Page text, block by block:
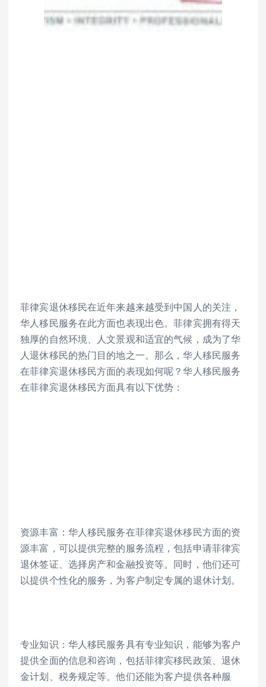
菲律宾退休移民在近年来越来越受到中国人的关注，
华人移民服务在此方面也表现出色。菲律宾拥有得天
独厚的自然环境、人文景观和适宜的气候，成为了华
人退休移民的热门目的地之一。那么，华人移民服务
在菲律宾退休移民方面的表现如何呢？华人移民服务
在菲律宾退休移民方面具有以下优势：
资源丰富：华人移民服务在菲律宾退休移民方面的资
源丰富，可以提供完整的服务流程，包括申请菲律宾
退休签证、选择房产和金融投资等。同时，他们还可
以提供个性化的服务，为客户制定专属的退休计划。
专业知识：华人移民服务具有专业知识，能够为客户
提供全面的信息和咨询，包括菲律宾移民政策、退休
金计划、税务规定等。他们还能为客户提供各种服